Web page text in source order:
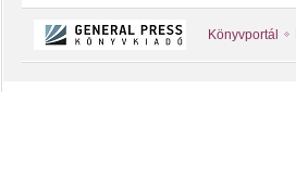
Könyvportál